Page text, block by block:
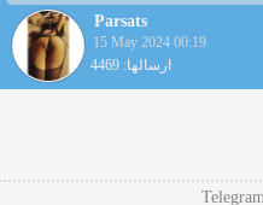
Parsats
15 May 2024 00:19
ارسالها: 4469